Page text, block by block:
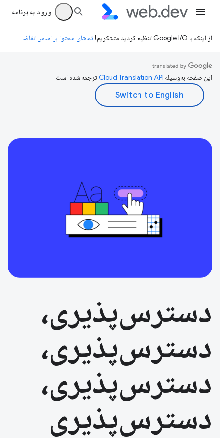
ورود به برنامه
از اینکه با Google I/O تنظیم کردید متشکریم! تماشای محتوا بر اساس تقاضا
این صفحه به‌وسیله ترجمه شده است.
دسترس‌پذیری،
دسترس‌پذیری،
دسترس‌پذیری،
دسترس‌پذیری